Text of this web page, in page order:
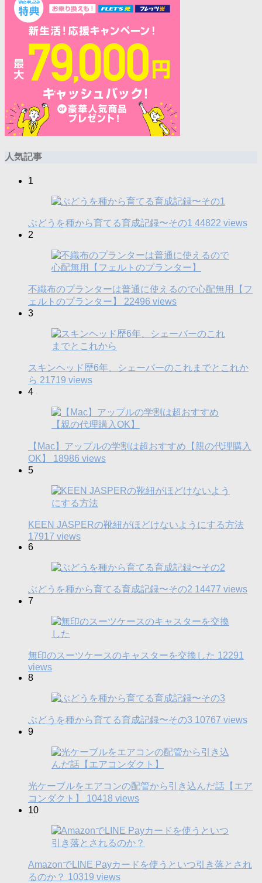
人気記事
1
ぶどうを種から育てる育成記録〜その1 44822 views
2
不織布のプランターは普通に使えるので心配無用【フ
ェルトのプランター】 22496 views
3
スキンヘッド歴6年、シェーバーのこれまでとこれか
ら 21719 views
4
【Mac】アップルの学割は超おすすめ【親の代理購入
OK】 18986 views
5
KEEN JASPERの靴紐がほどけないようにする方法
17917 views
6
ぶどうを種から育てる育成記録〜その2 14477 views
7
無印のスーツケースのキャスターを交換した 12291
views
8
ぶどうを種から育てる育成記録〜その3 10767 views
9
光ケーブルをエアコンの配管から引き込んだ話【エア
コンダクト】 10418 views
10
AmazonでLINE Payカードを使うといつ引き落とされ
るのか？ 10319 views